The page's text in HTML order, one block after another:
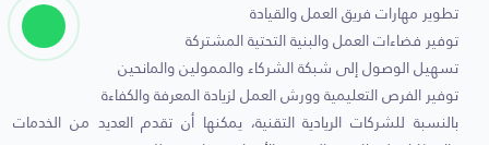
تطوير مهارات فريق العمل والقيادة
توفير فضاءات العمل والبنية التحتية المشتركة
تسهيل الوصول إلى شبكة الشركاء والممولين والمانحين
توفير الفرص التعليمية وورش العمل لزيادة المعرفة والكفاءة
بالنسبة للشركات الريادية التقنية، يمكنها أن تقدم العديد من الخدمات